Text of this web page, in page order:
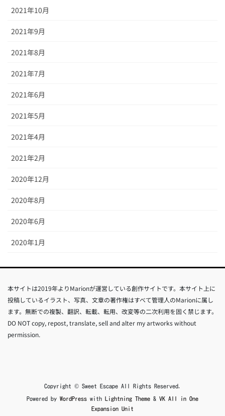
2021年10月
2021年9月
2021年8月
2021年7月
2021年6月
2021年5月
2021年4月
2021年2月
2020年12月
2020年8月
2020年6月
2020年1月
本サイトは2019年よりMarionが運営している創作サイトです。本サイト上に
投稿しているイラスト、写真、文章の著作権はすべて管理人のMarionに属し
ます。無断での複製、翻訳、転載、転用、改変等の二次利用を固く禁じます。
DO NOT copy, repost, translate, sell and alter my artworks without
permission.
Copyright © Sweet Escape All Rights Reserved.
Powered by WordPress with Lightning Theme & VK All in One
Expansion Unit